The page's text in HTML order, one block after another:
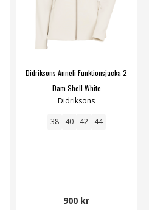
Didriksons Anneli Funktionsjacka 2
Dam Shell White
Didriksons
38 40 42 44
900 kr